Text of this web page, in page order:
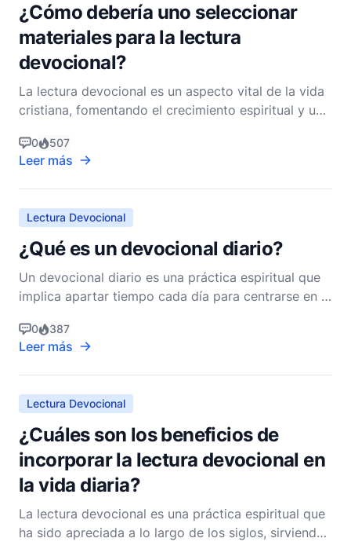
¿Cómo debería uno seleccionar
materiales para la lectura
devocional?
La lectura devocional es un aspecto vital de la vida
cristiana, fomentando el crecimiento espiritual y una
íntimo que implica leer las Escrituras y otros textos
espirituales para reflexionar sobre la Palabra de
Dios y su aplicación en la vida de uno. D
0 507
Leer más
Lectura Devocional
¿Qué es un devocional diario?
Un devocional diario es una práctica espiritual que
implica apartar tiempo cada día para centrarse en la
aplicar sus enseñanzas a la vida de uno. Esta
práctica está arraigada en el deseo de acercarse
más a Dios, entender Su voluntad y cultivar una
0 387
Leer más
Lectura Devocional
¿Cuáles son los beneficios de
incorporar la lectura devocional en
la vida diaria?
La lectura devocional es una práctica espiritual que
ha sido apreciada a lo largo de los siglos, sirviendo